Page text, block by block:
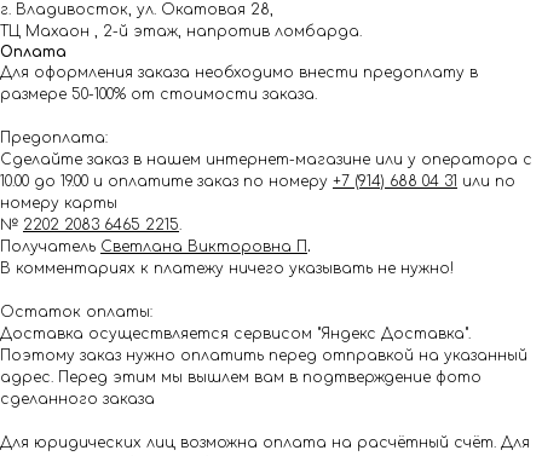
г. Владивосток, ул. Окатовая 28,
ТЦ Махаон , 2-й этаж, напротив ломбарда.
Оплата
Для оформления заказа необходимо внести предоплату в
размере 50-100% от стоимости заказа.
Предоплата:
Сделайте заказ в нашем интернет-магазине или у оператора с
10.00 до 19.00 и оплатите заказ по номеру +7 (914) 688 04 31 или по
номеру карты
№ 2202 2083 6465 2215.
Получатель Светлана Викторовна П .
В комментариях к платежу ничего указывать не нужно!
Остаток оплаты:
Доставка осуществляется сервисом "Яндекс Доставка".
Поэтому заказ нужно оплатить перед отправкой на указанный
адрес. Перед этим мы вышлем вам в подтверждение фото
сделанного заказа
Для юридических лиц возможна оплата на расчётный счёт. Для